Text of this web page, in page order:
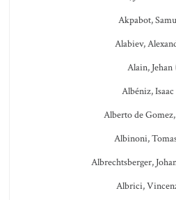
Akpabot,
Alabiev,
Alain, Jehan
Albéniz, Isaac
Alberto de
Albinoni,
Albrechtsberger,
Albrici,